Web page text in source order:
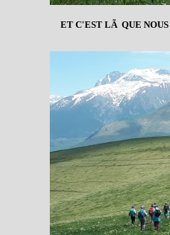
ET C'EST LÃ QUE